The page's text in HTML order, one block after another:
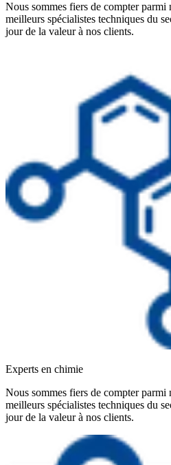
Nous sommes fiers de compter parmi
meilleurs spécialistes techniques du
jour de la valeur à nos clients.
Experts en chimie
Nous sommes fiers de compter parmi
meilleurs spécialistes techniques du
jour de la valeur à nos clients.